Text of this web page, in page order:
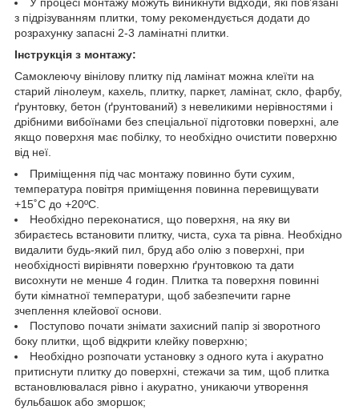
з підрізуванням плитки, тому рекомендується додати до
розрахунку запасні 2-3 ламінатні плитки.
Інструкція з монтажу:
Самоклеючу вінілову плитку під ламінат можна клеїти на
старий лінолеум, кахель, плитку, паркет, ламінат, скло, фарбу,
ґрунтовку, бетон (ґрунтований) з невеликими нерівностями і
дрібними вибоїнами без спеціальної підготовки поверхні, але
якщо поверхня має побілку, то необхідно очистити поверхню
від неї.
Приміщення під час монтажу повинно бути сухим,
температура повітря приміщення повинна перевищувати
+15˚С до +20ºС.
Необхідно переконатися, що поверхня, на яку ви
збираєтесь встановити плитку, чиста, суха та рівна. Необхідно
видалити будь-який пил, бруд або олію з поверхні, при
необхідності вирівняти поверхню ґрунтовкою та дати
висохнути не менше 4 годин. Плитка та поверхня повинні
бути кімнатної температури, щоб забезпечити гарне
зчеплення клейової основи.
Поступово почати знімати захисний папір зі зворотного
боку плитки, щоб відкрити клейку поверхню;
Необхідно розпочати установку з одного кута і акуратно
притиснути плитку до поверхні, стежачи за тим, щоб плитка
встановлювалася рівно і акуратно, уникаючи утворення
бульбашок або зморшок;